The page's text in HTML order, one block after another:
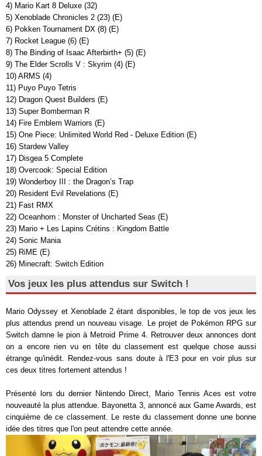
4) Mario Kart 8 Deluxe (32)
5) Xenoblade Chronicles 2 (23) (E)
6) Pokken Tournament DX (8) (E)
7) Rocket League (6) (E)
8) The Binding of Isaac Afterbirth+ (5) (E)
9) The Elder Scrolls V : Skyrim (4) (E)
10) ARMS (4)
11) Puyo Puyo Tetris
12) Dragon Quest Builders (E)
13) Super Bomberman R
14) Fire Emblem Warriors (E)
15) One Piece: Unlimited World Red - Deluxe Edition (E)
16) Stardew Valley
17) Disgea 5 Complete
18) Overcook: Special Edition
19) Wonderboy III : the Dragon’s Trap
20) Resident Evil Revelations (E)
21) Fast RMX
22) Oceanhorn : Monster of Uncharted Seas (E)
23) Mario + Les Lapins Crétins : Kingdom Battle
24) Sonic Mania
25) RiME (E)
26) Minecraft: Switch Edition
Vos jeux les plus attendus sur Switch !
Mario Odyssey et Xenoblade 2 étant disponibles, le top de vos jeux les
plus attendus prend un nouveau visage. Le projet de Pokémon RPG sur
Switch damne le pion à Metroid Prime 4. Retrouver deux annonces dont
on a encore rien vu en tête du classement est quelque chose aussi
étrange qu'inédit. Rendez-vous sans doute à l'E3 pour en voir plus sur
ces deux titres fortement attendus !
Présenté lors du dernier Nintendo Direct, Mario Tennis Aces est votre
nouveauté la plus attendue. Bayonetta 3, annoncé aux Game Awards, est
cinquième de ce classement. Le reste du classement donne une bonne
idée des titres que l'on peut attendre cette année.